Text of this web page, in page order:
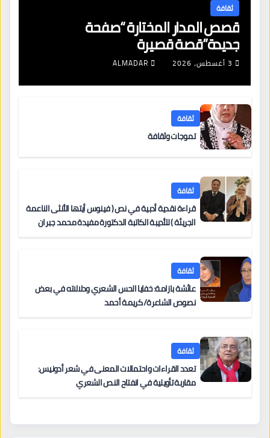
ثقافة
قصص المدار المختارة “صفحة
جديدة”قصة قصيرة
3 أغسطس، 2026 ALMADAR
ثقافة
تموجات وثقافة
ثقافة
قراءة نقدية أدبية في نص ( فينوس أيتها الأنثى الناعمة
الجريئة ) للأديبة الكاتبة الدكتورة مفيدة محمد جبران
ثقافة
عائشة بازامة: خفايا الحس الشعري ودلالاته في بعض
نصوص الشاعرة/ كريمة أحمد
ثقافة
تعدد القراءات واحتمالات المعنى في شعر أدونيس:
مقاربة تأويلية في انفتاح النص الشعري